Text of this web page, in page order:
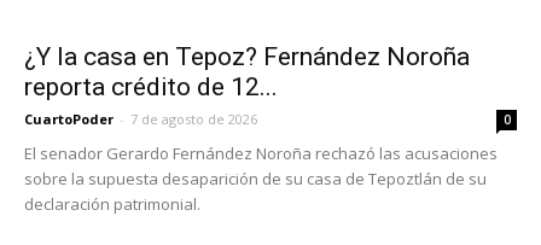
¿Y la casa en Tepoz? Fernández Noroña
reporta crédito de 12...
CuartoPoder - 7 de agosto de 2026 0
El senador Gerardo Fernández Noroña rechazó las acusaciones
sobre la supuesta desaparición de su casa de Tepoztlán de su
declaración patrimonial.